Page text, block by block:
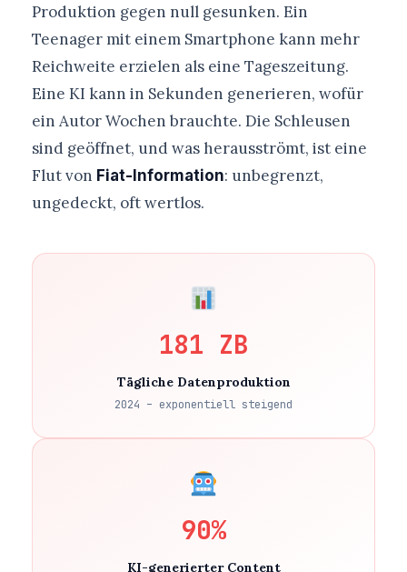
Produktion gegen null gesunken. Ein
Teenager mit einem Smartphone kann mehr
Reichweite erzielen als eine Tageszeitung.
Eine KI kann in Sekunden generieren, wofür
ein Autor Wochen brauchte. Die Schleusen
sind geöffnet, und was herausströmt, ist eine
Flut von Fiat-Information: unbegrenzt,
ungedeckt, oft wertlos.
181 ZB
Tägliche Datenproduktion
2024 – exponentiell steigend
90%
KI-generierter Content